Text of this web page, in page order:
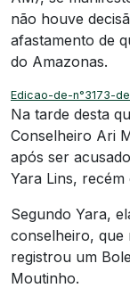
não houve
afastamento de
do Amazonas.
Edicao-de-n°3173-
Na tarde desta
Conselheiro Ari
após ser
Yara Lins,
Segundo Yara,
conselheiro, que
registrou um
Moutinho.